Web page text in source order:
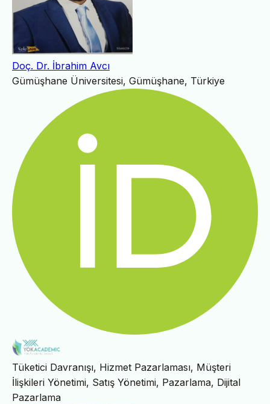
Doç. Dr. İbrahim Avcı
Gümüşhane Üniversitesi, Gümüşhane, Türkiye
Tüketici Davranışı, Hizmet Pazarlaması, Müşteri
İlişkileri Yönetimi, Satış Yönetimi, Pazarlama, Dijital
Pazarlama